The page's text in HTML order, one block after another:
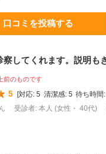
口コミを投稿する
察してくれます。説明も
前のものです
5 [対応: 5 清潔感: 5 待ち時間:
受診者: 本人 (女性・ 40代)